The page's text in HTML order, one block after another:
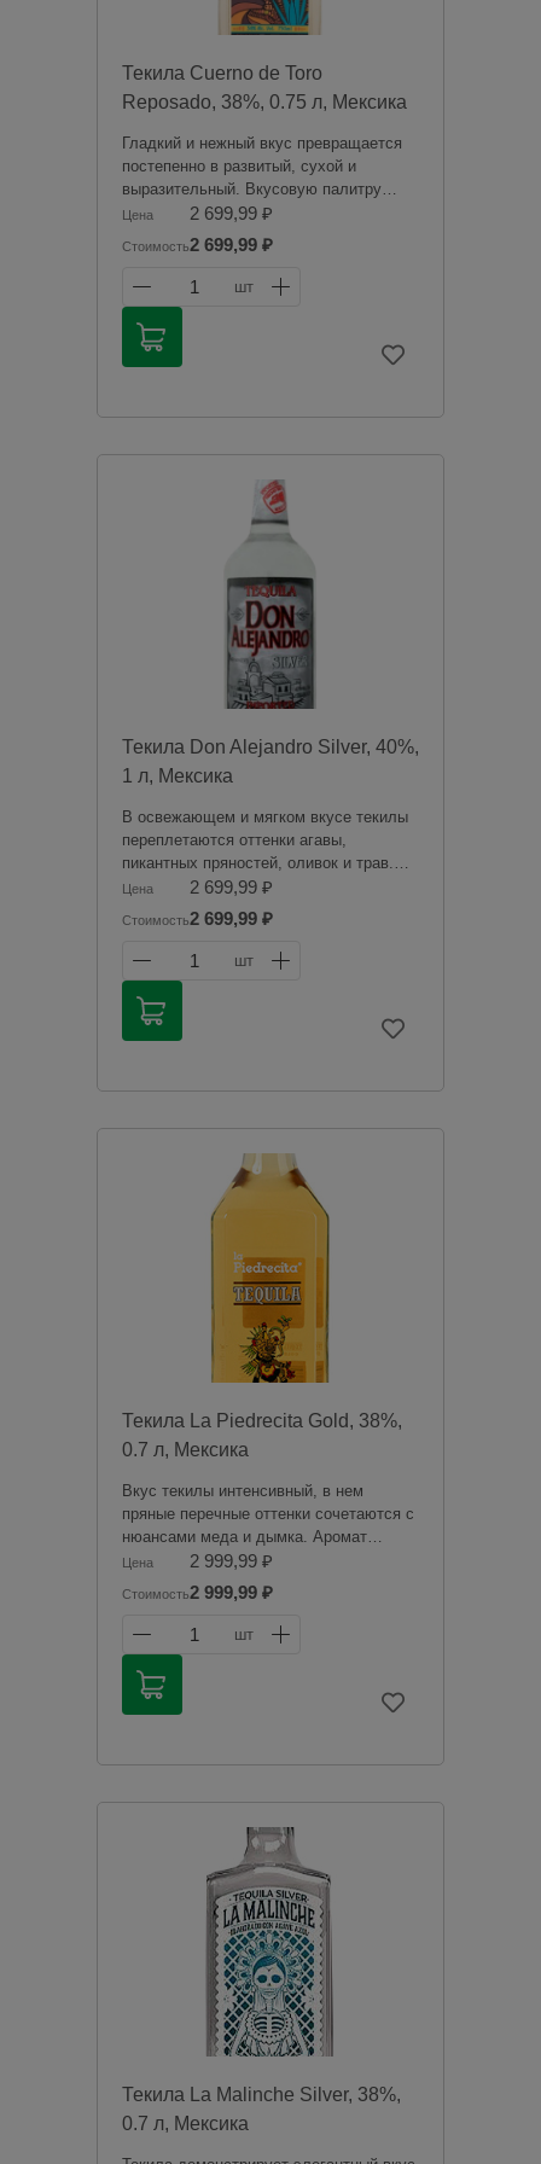
Текила Cuerno de Toro
Reposado, 38%, 0.75 л, Мексика
Гладкий и нежный вкус превращается
постепенно в развитый, сухой и
выразительный. Вкусовую палитру
отличают мягкие тона орехов, зеленого
перца и ананаса на гриле, дополненные
легкими цветочными оттенками.
Долгое, пряное послевкусие интригует
дымными нюансами.
Продажа алкогольной продукции
дистанционным способом запрещена в
Российской Федерации. Мы не
«Алкоголь» будут зарезервированы для
оплаты в магазине при получении
вредит вашему здоровью.
Цена 2 699,99 ₽
Стоимость2 699,99 ₽
1 шт
Текила Don Alejandro Silver, 40%,
1 л, Мексика
В освежающем и мягком вкусе текилы
переплетаются оттенки агавы,
пикантных пряностей, оливок и трав.
Аромат текилы демонстрирует тона
экзотических фруктов, обрамленные
слегка соленоватыми нотками.
Продажа алкогольной продукции
дистанционным способом запрещена в
соответствии с законодательством
Российской Федерации. Мы не
продукции. Товары из категории
Чрезмерное употребление алкоголя
вредит вашему здоровью.
Цена 2 699,99 ₽
Стоимость2 699,99 ₽
1 шт
Текила La Piedrecita Gold, 38%,
0.7 л, Мексика
Вкус текилы интенсивный, в нем
пряные перечные оттенки сочетаются с
нюансами меда и дымка. Аромат
текилы демонстрирует нотки фруктов,
грейпфрутов и дым, на заднем плане
ощутимы тона древесины.
Продажа алкогольной продукции
дистанционным способом запрещена в
соответствии с законодательством
Российской Федерации. Мы не
продукции. Товары из категории
Чрезмерное употребление алкоголя
вредит вашему здоровью.
Цена 2 999,99 ₽
Стоимость2 999,99 ₽
1 шт
Текила La Malinche Silver, 38%,
0.7 л, Мексика